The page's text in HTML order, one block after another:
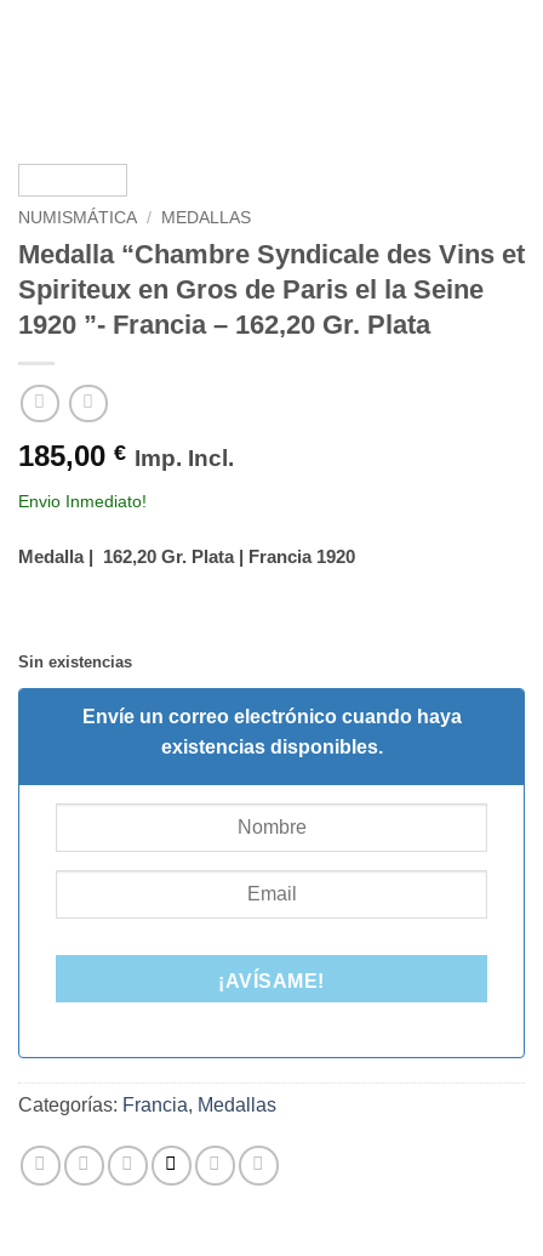
NUMISMÁTICA / MEDALLAS
Medalla “Chambre Syndicale des Vins et
Spiriteux en Gros de Paris el la Seine
1920 ”- Francia – 162,20 Gr. Plata
185,00 € Imp. Incl.
Envio Inmediato!
Medalla | 162,20 Gr. Plata | Francia 1920
Sin existencias
Envíe un correo electrónico cuando haya
existencias disponibles.
¡AVÍSAME!
Categorías: Francia, Medallas